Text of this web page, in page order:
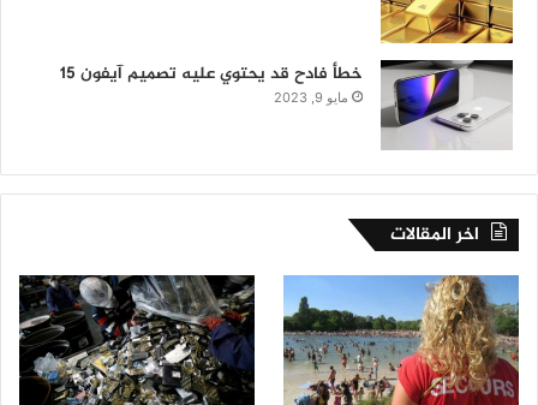
خطأ فادح قد يحتوي عليه تصميم آيفون 15
مايو 9, 2023
اخر المقالات